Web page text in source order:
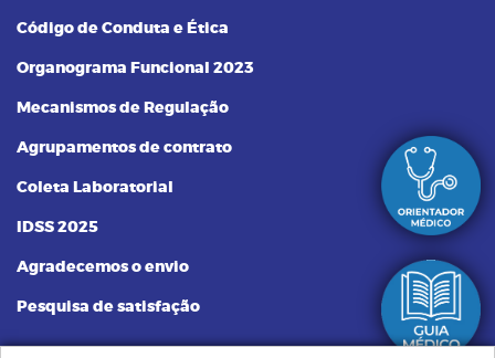
Código de Conduta e Ética
Organograma Funcional 2023
Mecanismos de Regulação
Agrupamentos de contrato
Coleta Laboratorial
IDSS 2025
Agradecemos o envio
Pesquisa de satisfação